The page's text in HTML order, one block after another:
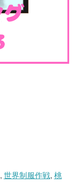
, 世界制服作戦, 桃